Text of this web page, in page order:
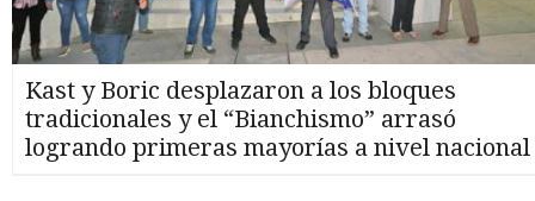
Kast y Boric desplazaron a los bloques
tradicionales y el “Bianchismo” arrasó
logrando primeras mayorías a nivel nacional